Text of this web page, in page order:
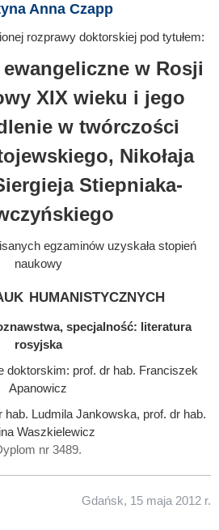
Anna Czapp
rozprawy doktorskiej pod tytułem:
w Rosji
XIX wieku i jego
w twórczości
Nikołaja
Stiepniaka-
egzaminów uzyskała stopień
naukowy
humanistycznych
specjalność: literatura
rosyjska
doktorskim: prof. dr hab. Franciszek
Apanowicz
Ludmila Jankowska, prof. dr hab.
Waszkielewicz
nr 3489.
Gdańsk, 15 maja 2012 r.